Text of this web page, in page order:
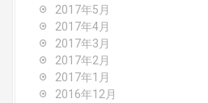
2017年5月
2017年4月
2017年3月
2017年2月
2017年1月
2016年12月